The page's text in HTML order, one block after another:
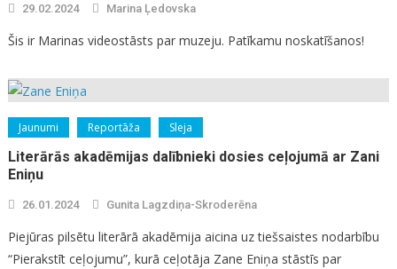
29.02.2024 Marina Ļedovska
Šis ir Marinas videostāsts par muzeju. Patīkamu noskatīšanos!
Jaunumi Reportāža Sleja
Literārās akadēmijas dalībnieki dosies ceļojumā ar Zani
Eniņu
26.01.2024 Gunita Lagzdiņa-Skroderēna
Piejūras pilsētu literārā akadēmija aicina uz tiešsaistes nodarbību
“Pierakstīt ceļojumu”, kurā ceļotāja Zane Eniņa stāstīs par